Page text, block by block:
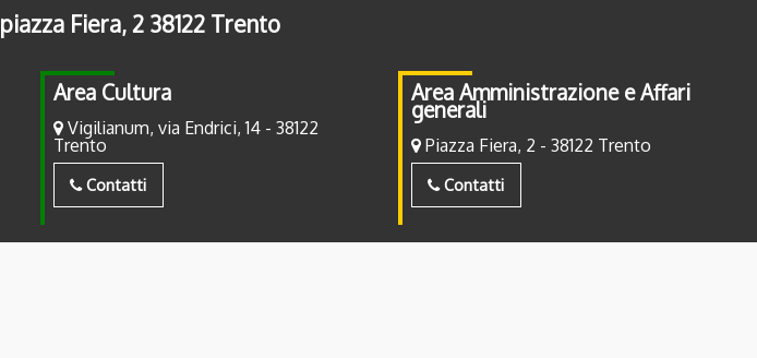
Fiera, 2 38122 Trento
Area Cultura
Vigilianum, via Endrici, 14 - 38122
Trento
Contatti
Area Amministrazione e Affari
generali
Piazza Fiera, 2 - 38122 Trento
Contatti